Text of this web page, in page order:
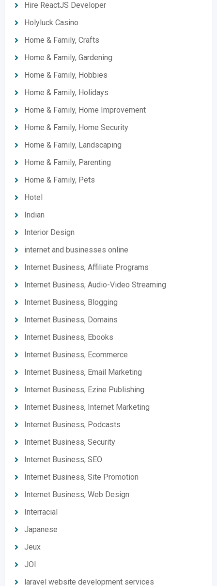
Hire ReactJS Developer
Holyluck Casino
Home & Family, Crafts
Home & Family, Gardening
Home & Family, Hobbies
Home & Family, Holidays
Home & Family, Home Improvement
Home & Family, Home Security
Home & Family, Landscaping
Home & Family, Parenting
Home & Family, Pets
Hotel
Indian
Interior Design
internet and businesses online
Internet Business, Affiliate Programs
Internet Business, Audio-Video Streaming
Internet Business, Blogging
Internet Business, Domains
Internet Business, Ebooks
Internet Business, Ecommerce
Internet Business, Email Marketing
Internet Business, Ezine Publishing
Internet Business, Internet Marketing
Internet Business, Podcasts
Internet Business, Security
Internet Business, SEO
Internet Business, Site Promotion
Internet Business, Web Design
Interracial
Japanese
Jeux
JOI
laravel website development services